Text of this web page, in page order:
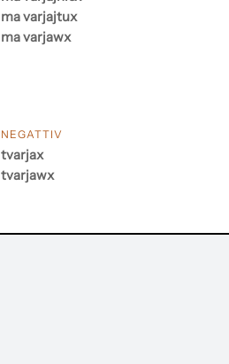
ma varjajtux
ma varjawx
NEGATTIV
tvarjax
tvarjawx